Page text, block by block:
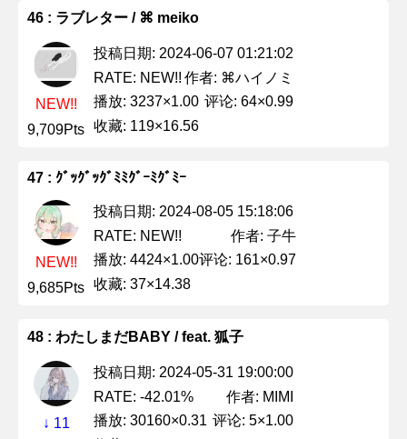
46 : ラブレター / ⌘ meiko
NEW!!
9,709Pts
投稿日期: 2024-06-07 01:21:02
RATE: NEW!! 作者: ⌘ハイノミ
播放: 3237×1.00 评论: 64×0.99
收藏: 119×16.56
47 : ｸﾞｯｸﾞｯｸﾞﾐﾐｸﾞｰﾐｸﾞﾐｰ
NEW!!
9,685Pts
投稿日期: 2024-08-05 15:18:06
RATE: NEW!!
作者: 子牛
播放: 4424×1.00评论: 161×0.97
收藏: 37×14.38
48 : わたしまだBABY / feat. 狐子
↓ 11
投稿日期: 2024-05-31 19:00:00
RATE: -42.01%
作者: MIMI
播放: 30160×0.31 评论: 5×1.00